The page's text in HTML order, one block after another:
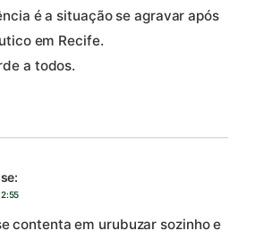
é a situação se agravar após
em Recife.
a todos.
contenta em urubuzar sozinho e